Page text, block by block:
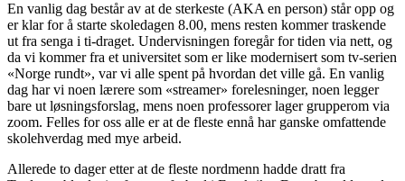
En vanlig dag består av at de sterkeste (AKA en person) står opp og
er klar for å starte skoledagen 8.00, mens resten kommer traskende
ut fra senga i ti-draget. Undervisningen foregår for tiden via nett, og
da vi kommer fra et universitet som er like modernisert som tv-serien
«Norge rundt», var vi alle spent på hvordan det ville gå. En vanlig
dag har vi noen lærere som «streamer» forelesninger, noen legger
bare ut løsningsforslag, mens noen professorer lager grupperom via
zoom. Felles for oss alle er at de fleste ennå har ganske omfattende
skolehverdag med mye arbeid.
Allerede to dager etter at de fleste nordmenn hadde dratt fra